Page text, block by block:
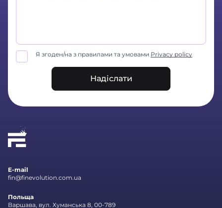
Я згоден/на з правилами та умовами Privacy policy
Надіслати
E-mail
fin@finevolution.com.ua
Польща
Варшава, вул. Хуманська 8, 00-789